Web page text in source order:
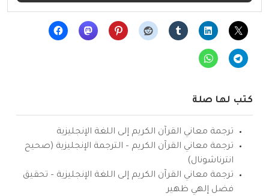
كتب لها صلة
ترجمة معاني القرآن الكريم إلى اللغة الإنجليزية
ترجمة معاني القرآن الكريم – الترجمة الإنجليزية (صحيح
انترناشونال)
ترجمة معاني القرآن الكريم إلى اللغة الإنجليزية – تحقيق
فضل إلهي ظهير